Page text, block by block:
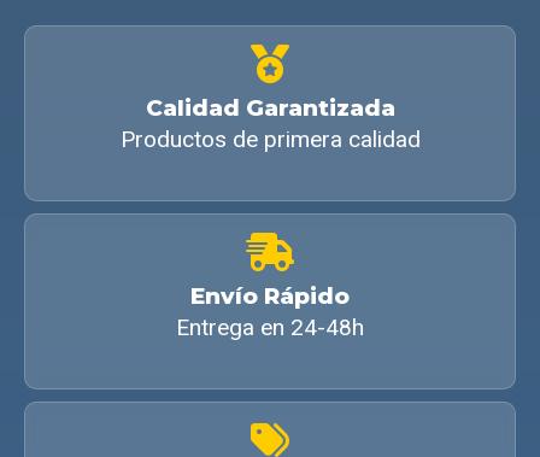
Calidad Garantizada
Productos de primera calidad
Envío Rápido
Entrega en 24-48h